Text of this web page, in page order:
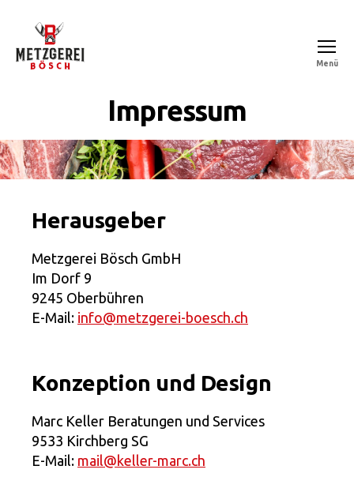
Menü
Impressum
Herausgeber
Metzgerei Bösch GmbH
Im Dorf 9
9245 Oberbühren
E-Mail: info@metzgerei-boesch.ch
Konzeption und Design
Marc Keller Beratungen und Services
9533 Kirchberg SG
E-Mail: mail@keller-marc.ch